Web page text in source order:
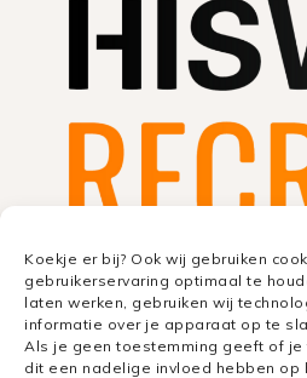
Koekje er bij? Ook wij gebruiken
gebruikerservaring optimaal te
laten werken, gebruiken wij
informatie over je apparaat op te
Als je geen toestemming geeft of je
dit een nadelige invloed hebben op